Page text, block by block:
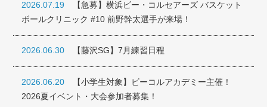
2026.07.19
【急募】横浜ビー・コルセアーズ バスケット
ボールクリニック #10 前野幹太選手が来場！
2026.06.30 【藤沢SG】7月練習日程
2026.06.20
【小学生対象】ビーコルアカデミー主催！
2026夏イベント・大会参加者募集！